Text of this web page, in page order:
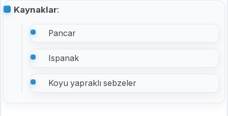
Kaynaklar:
Pancar
Ispanak
Koyu yapraklı sebzeler